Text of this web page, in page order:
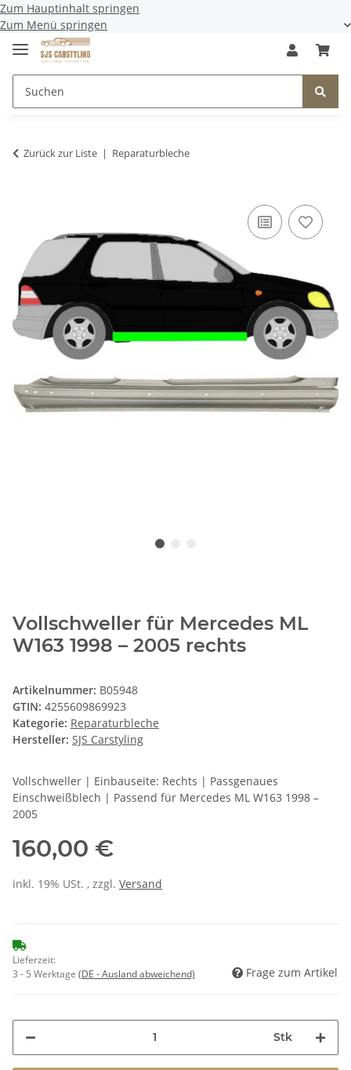
Zum Hauptinhalt springen
Zum Menü springen
Zurück zur Liste Reparaturbleche
Vollschweller für Mercedes ML
W163 1998 – 2005 rechts
Artikelnummer: B05948
GTIN: 4255609869923
Kategorie: Reparaturbleche
Hersteller: SJS Carstyling
Vollschweller | Einbauseite: Rechts | Passgenaues
Einschweißblech | Passend für Mercedes ML W163 1998 –
2005
160,00 €
inkl. 19% USt. , zzgl. Versand
Lieferzeit:
3 - 5 Werktage (DE - Ausland abweichend) Frage zum Artikel
Stk